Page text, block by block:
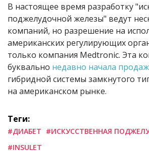
В настоящее время разработку
поджелудочной железы" ведут
компаний, но разрешение на
американских регулирующих
только компания Medtronic. Эта
буквально недавно начала
гибридной системы замкнутого
на американском рынке.
Теги:
#ДИАБЕТ #ИСКУССТВЕННАЯ
#INSULET